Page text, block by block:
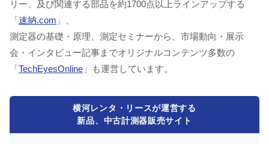
リー、及び関連する部品を約1700点以上ラインアップする
「速納.com 」、
測定器の基礎・原理、測定セミナーから、市場動向・展示
会・インタビュー記事までオリジナルコンテンツ多数の
「TechEyesOnline 」も運営しています。
横河レンタ・リースが運営する
新品、中古計測器販売サイト